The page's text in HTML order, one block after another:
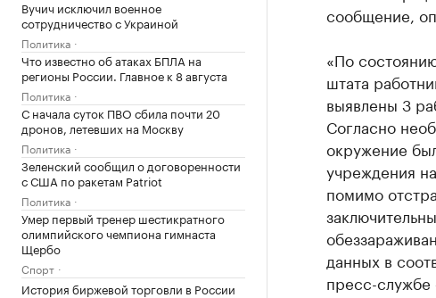
Вучич исключил военное
сотрудничество с Украиной
Политика
Что известно об атаках БПЛА на
регионы России. Главное к 8 августа
Политика
С начала суток ПВО сбила почти 20
дронов, летевших на Москву
Политика
Зеленский сообщил о договоренности
с США по ракетам Patriot
Политика
Умер первый тренер шестикратного
олимпийского чемпиона гимнаста
Щербо
Спорт
История биржевой торговли в России
сообщение,
«По
штата
выявлены 3
Согласно
окружение
учреждения
помимо
данных в
пресс-службе